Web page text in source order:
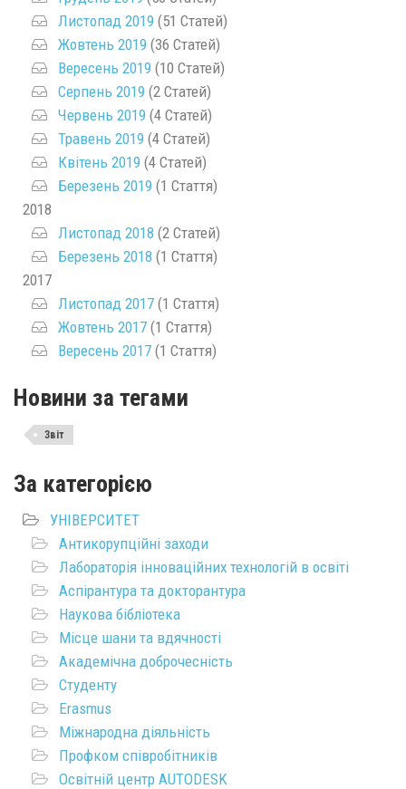
Листопад 2019 (51 Статей)
Жовтень 2019 (36 Статей)
Вересень 2019 (10 Статей)
Серпень 2019 (2 Статей)
Червень 2019 (4 Статей)
Травень 2019 (4 Статей)
Квітень 2019 (4 Статей)
Березень 2019 (1 Стаття)
2018
Листопад 2018 (2 Статей)
Березень 2018 (1 Стаття)
2017
Листопад 2017 (1 Стаття)
Жовтень 2017 (1 Стаття)
Вересень 2017 (1 Стаття)
Новини за тегами
Звіт
За категорією
УНІВЕРСИТЕТ
Антикорупційні заходи
Лабораторія інноваційних технологій в освіті
Аспірантура та докторантура
Наукова бібліотека
Місце шани та вдячності
Академічна доброчесність
Студенту
Erasmus
Міжнародна діяльність
Профком співробітників
Освітній центр AUTODESK